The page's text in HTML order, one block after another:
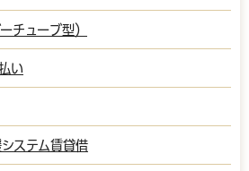
チューブ型）
い
ステム賃貸借